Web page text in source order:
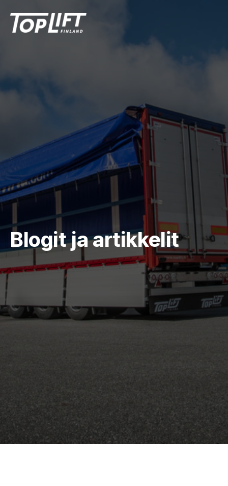
Blogit ja artikkelit